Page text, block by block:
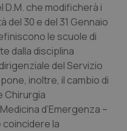
D.M. che modificherà i
del 30 e del 31 Gennaio
le scuole di
dalla disciplina
del Servizio
inoltre, il cambio di
Chirurgia
d’Emergenza –
coincidere la